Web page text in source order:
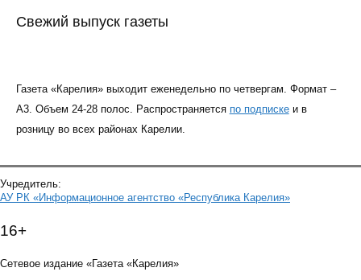
Свежий выпуск газеты
Газета «Карелия» выходит еженедельно по четвергам. Формат –
A3. Объем 24-28 полос. Распространяется по подпискеи в
розницу во всех районах Карелии.
Учредитель:
АУ РК «Информационное агентство «Республика Карелия»
16+
Сетевое издание «Газета «Карелия»